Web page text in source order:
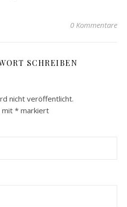
0 Kommentare
SCHREIBEN
nicht veröffentlicht.
mit * markiert